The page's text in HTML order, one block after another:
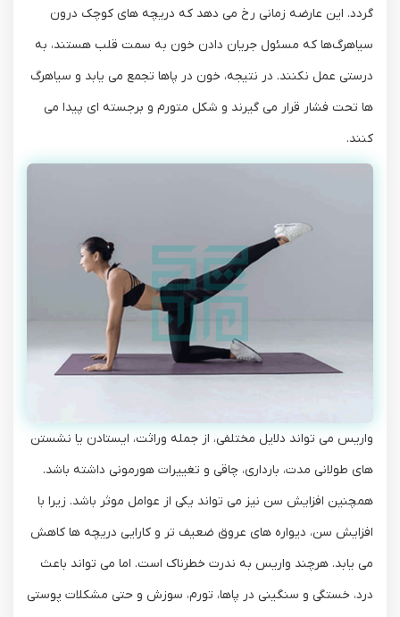
گردد. این عارضه زمانی رخ می ‌دهد که دریچه‌ های کوچک درون
سیاهرگ‌ها که مسئول جریان دادن خون به سمت قلب هستند، به
درستی عمل نکنند. در نتیجه، خون در پاها تجمع می‌ یابد و سیاهرگ
‌ها تحت فشار قرار می‌ گیرند و شکل متورم و برجسته‌ ای پیدا می
‌کنند.
واریس می ‌تواند دلایل مختلفی، از جمله وراثت، ایستادن یا نشستن
‌های طولانی ‌مدت، بارداری، چاقی و تغییرات هورمونی داشته باشد.
همچنین افزایش سن نیز می ‌تواند یکی از عوامل موثر باشد. زیرا با
افزایش سن، دیواره‌ های عروق ضعیف ‌تر و کارایی دریچه ‌ها کاهش
می ‌یابد. هرچند واریس به ندرت خطرناک است. اما می ‌تواند باعث
درد، خستگی و سنگینی در پاها، تورم، سوزش و حتی مشکلات پوستی